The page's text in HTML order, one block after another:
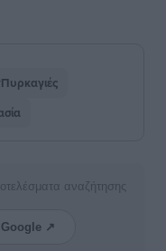
αναζήτησης
↗